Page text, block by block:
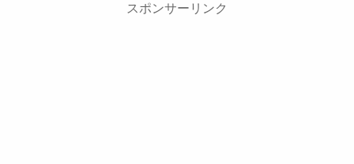
スポンサーリンク